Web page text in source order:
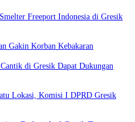
Freeport Indonesia di Gresik
Gakin Korban Kebakaran
di Gresik Dapat Dukungan
Lokasi, Komisi I DPRD Gresik